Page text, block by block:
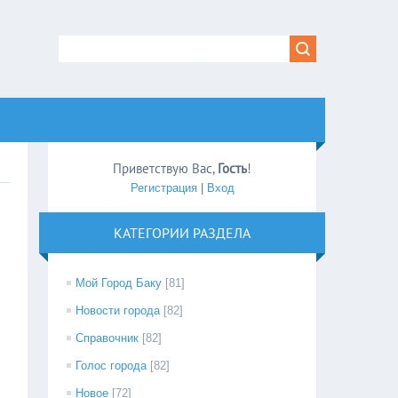
Приветствую Вас, Гость!
Регистрация| Вход
КАТЕГОРИИ РАЗДЕЛА
Мой Город Баку [81]
Новости города [82]
Справочник [82]
Голос города [82]
Новое [72]